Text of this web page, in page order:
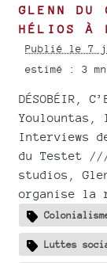
GLENN DU
HÉLIOS À
Publié le 7
estimé : 3
DÉSOBÉIR,
Interviews
du Testet
studios,
organise la
Luttes